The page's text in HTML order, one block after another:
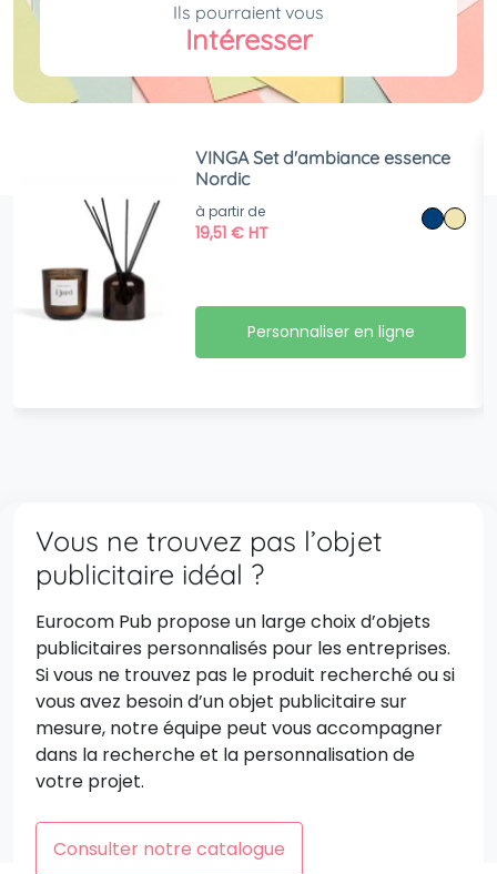
Ils pourraient vous
Intéresser
VINGA Set d'ambiance essence
Nordic
à partir de
19,51€ HT
Personnaliser en ligne
Vous ne trouvez pas l’objet
publicitaire idéal ?
Eurocom Pub propose un large choix d’objets
publicitaires personnalisés pour les entreprises.
Si vous ne trouvez pas le produit recherché ou si
vous avez besoin d’un objet publicitaire sur
mesure, notre équipe peut vous accompagner
dans la recherche et la personnalisation de
votre projet.
Consulter notre catalogue